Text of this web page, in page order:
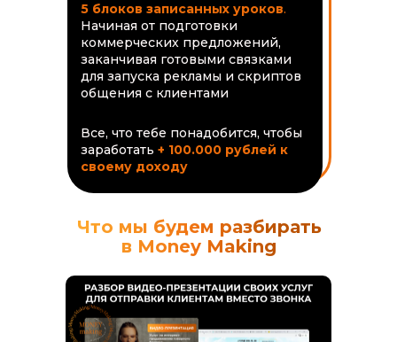
5 блоков записанных уроков.
Начиная от подготовки
коммерческих предложений,
заканчивая готовыми связками
для запуска рекламы и скриптов
общения с клиентами
Все, что тебе понадобится, чтобы
заработать + 100.000 рублей к
своему доходу
Что мы будем разбирать
в Money Making